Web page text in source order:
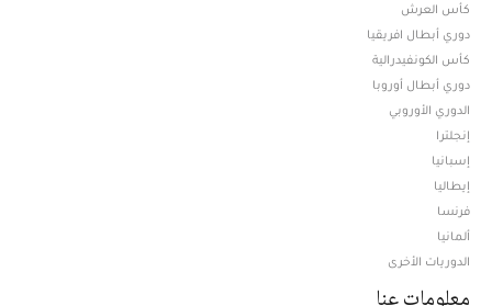
كأس العرش
دوري أبطال افريقيا
كأس الكونفيدرالية
دوري أبطال أوروبا
الدوري الأوروبي
إنجلترا
إسبانيا
إيطاليا
فرنسا
ألمانيا
الدوريات الأخرى
معلومات عنا